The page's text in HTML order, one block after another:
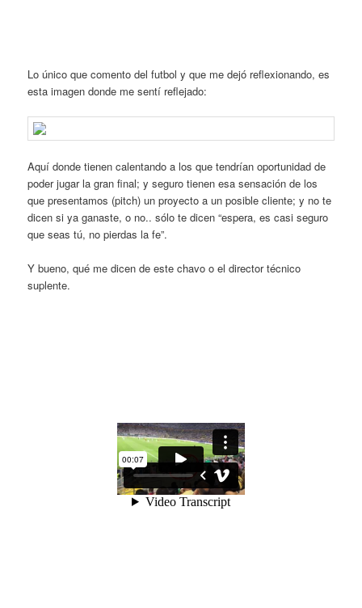
Lo único que comento del futbol y que me dejó reflexionando, es
esta imagen donde me sentí reflejado:
Aquí donde tienen calentando a los que tendrían oportunidad de
poder jugar la gran final; y seguro tienen esa sensación de los
que presentamos (pitch) un proyecto a un posible cliente; y no te
dicen si ya ganaste, o no.. sólo te dicen “espera, es casi seguro
que seas tú, no pierdas la fe”.
Y bueno, qué me dicen de este chavo o el director técnico
suplente.